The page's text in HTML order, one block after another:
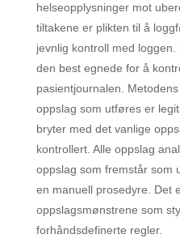
helseopplysninger mot
tiltakene er plikten til å
jevnlig kontroll med
den best egnede for å
pasientjournalen.
oppslag som utføres er
bryter med det vanlige
kontrollert. Alle oppslag
oppslag som fremstår som
en manuell prosedyre. Det
oppslagsmønstrene som
forhåndsdefinerte regler.